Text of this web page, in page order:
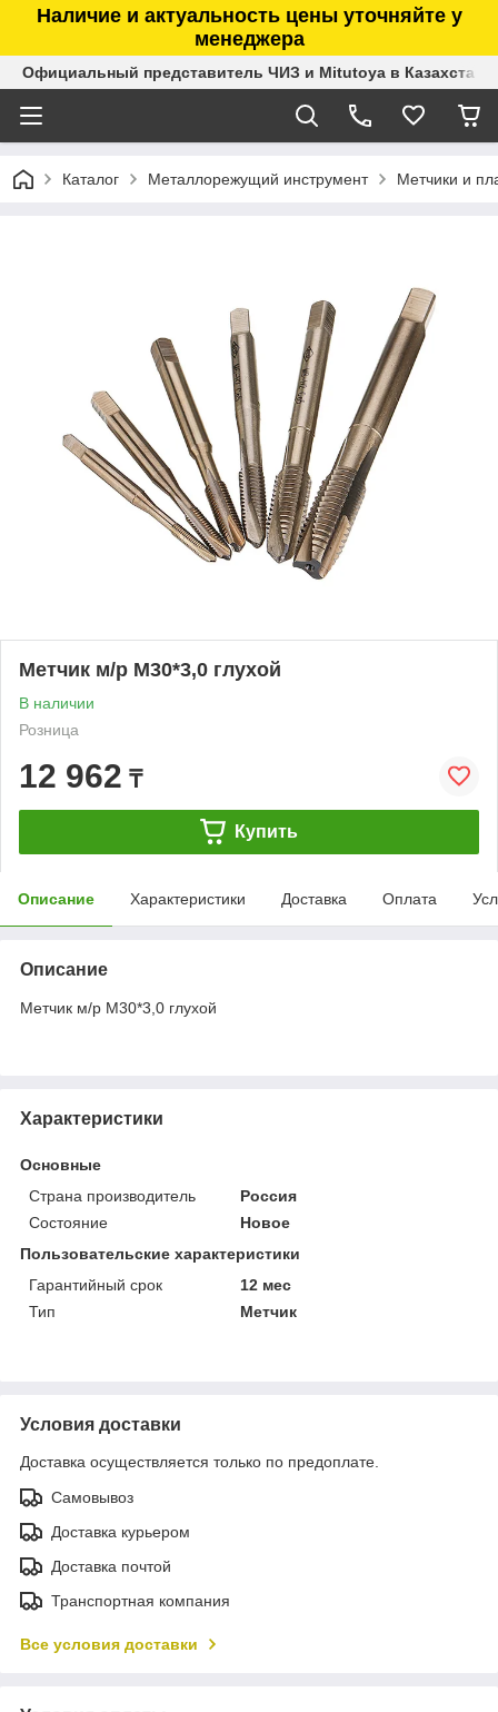
Наличие и актуальность цены уточняйте у
менеджера
Официальный представитель ЧИЗ и Mitutoya в Казахстане
Каталог Металлорежущий инструмент Метчики и
Метчик м/р М30*3,0 глухой
В наличии
Розница
12 962 ₸
Купить
Описание Характеристики Доставка Оплата
Описание
Метчик м/р М30*3,0 глухой
Характеристики
Основные
Страна производитель
Россия
Состояние
Новое
Пользовательские характеристики
Гарантийный срок
12 мес
Тип
Метчик
Условия доставки
Доставка осуществляется только по предоплате.
Самовывоз
Доставка курьером
Доставка почтой
Транспортная компания
Все условия доставки